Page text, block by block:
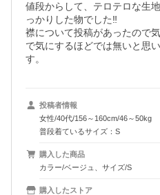
値段からして、テロテロな生
っかりした物でした‼️
襟について投稿があったので
で気にするほどでは無いと思
す。
投稿者情報
女性/40代/156～160cm/46～50kg
普段着ているサイズ：S
購入した商品
カラー/ベージュ、サイズ/S
購入したストア